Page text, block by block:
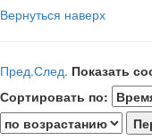
Вернуться наверх
Пред.След. Показать
Сортировать по: